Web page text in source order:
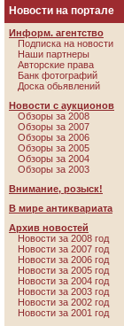
Новости на портале
Информ. агентство
Подписка на новости
Наши партнеры
Авторские права
Банк фотографий
Доска обьявлений
Новости с аукционов
Обзоры за 2008
Обзоры за 2007
Обзоры за 2006
Обзоры за 2005
Обзоры за 2004
Обзоры за 2003
Внимание, розыск!
В мире антиквариата
Архив новостей
Новости за 2008 год
Новости за 2007 год
Новости за 2006 год
Новости за 2005 год
Новости за 2004 год
Новости за 2003 год
Новости за 2002 год
Новости за 2001 год